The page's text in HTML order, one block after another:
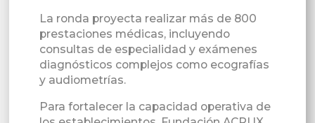
La ronda proyecta realizar más de 800
prestaciones médicas, incluyendo
consultas de especialidad y exámenes
diagnósticos complejos como ecografías
y audiometrías.
Para fortalecer la capacidad operativa de